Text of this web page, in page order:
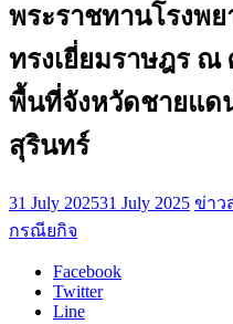
พระราชทานโรงพ
ทรงเยี่ยมราษฎร ณ
พื้นที่จังหวัดชายแด
สุรินทร์
31 July 202531 July 2025 ข่าว
กรณียกิจ
Facebook
Twitter
Line